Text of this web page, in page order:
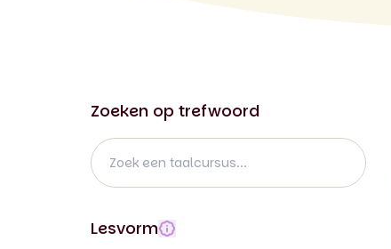
Zoeken op trefwoord
Lesvorm